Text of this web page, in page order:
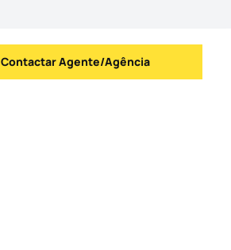
Enviar mensagem
Contactar Agente/Agência